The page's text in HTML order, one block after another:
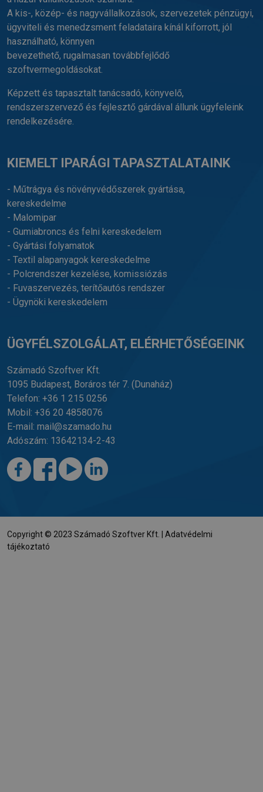
A kis-, közép- és nagyvállalkozások, szervezetek pénzügyi,
ügyviteli és menedzsment feladataira kínál kiforrott, jól
használható, könnyen
bevezethető, rugalmasan továbbfejlődő
szoftvermegoldásokat.
Képzett és tapasztalt tanácsadó, könyvelő,
rendszerszervező és fejlesztő gárdával állunk ügyfeleink
rendelkezésére.
KIEMELT IPARÁGI TAPASZTALATAINK
- Műtrágya és növényvédőszerek gyártása,
kereskedelme
- Malomipar
- Gumiabroncs és felni kereskedelem
- Gyártási folyamatok
- Textil alapanyagok kereskedelme
- Polcrendszer kezelése, komissiózás
- Fuvaszervezés, terítőautós rendszer
- Ügynöki kereskedelem
ÜGYFÉLSZOLGÁLAT, ELÉRHETŐSÉGEINK
Számadó Szoftver Kft.
1095 Budapest, Boráros tér 7. (Dunaház)
Telefon: +36 1 215 0256
Mobil: +36 20 4858076
E-mail: mail@szamado.hu
Adószám: 13642134-2-43
Copyright © 2023 Számadó Szoftver Kft. | Adatvédelmi
tájékoztató